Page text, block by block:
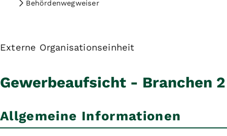
Behördenwegweiser
Externe Organisationseinheit
Gewerbeaufsicht - Branchen 2
Allgemeine Informationen